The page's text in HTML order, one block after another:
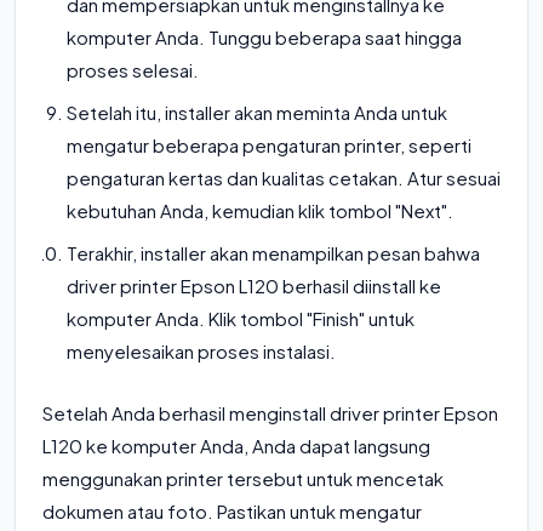
komputer Anda. Tunggu beberapa saat hingga
proses selesai.
Setelah itu, installer akan meminta Anda untuk
mengatur beberapa pengaturan printer, seperti
pengaturan kertas dan kualitas cetakan. Atur sesuai
kebutuhan Anda, kemudian klik tombol "Next".
Terakhir, installer akan menampilkan pesan bahwa
driver printer Epson L120 berhasil diinstall ke
komputer Anda. Klik tombol "Finish" untuk
menyelesaikan proses instalasi.
Setelah Anda berhasil menginstall driver printer Epson
L120 ke komputer Anda, Anda dapat langsung
menggunakan printer tersebut untuk mencetak
dokumen atau foto. Pastikan untuk mengatur